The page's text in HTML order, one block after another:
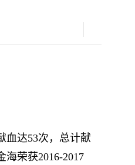
血达53次，总计献
荣获2016-2017